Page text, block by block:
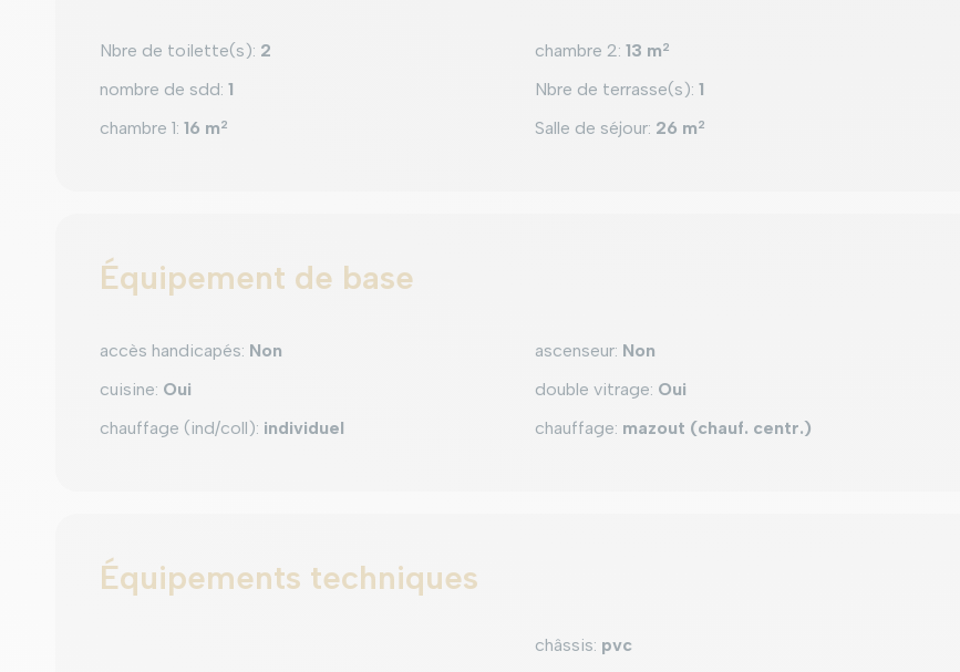
Nbre de toilette(s): 2
nombre de sdd: 1
chambre 1: 16 m2
chambre 2:13 m2
Nbre de terrasse(s):1
Salle de séjour: 26 m2
Équipement de base
accès handicapés: Non
cuisine: Oui
chauffage (ind/coll): individuel
ascenseur: Non
double vitrage: Oui
chauffage: mazout (chauf. centr.)
Équipements techniques
châssis: pvc